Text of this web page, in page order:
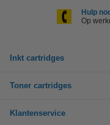
Hulp
Op
Inkt cartridges
Toner cartridges
Klantenservice